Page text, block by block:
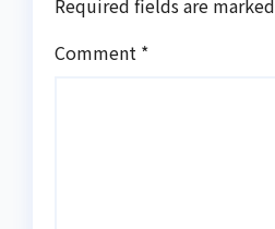
Required fields are marked
Comment *